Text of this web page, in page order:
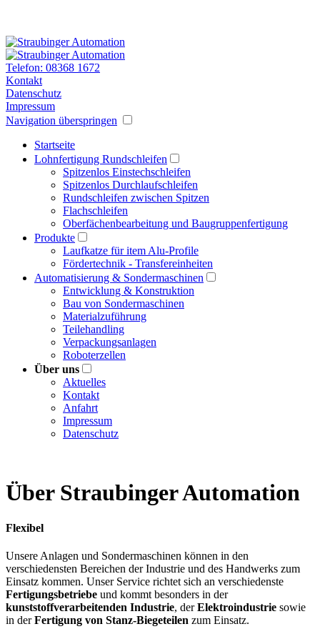
Telefon: 08368 1672
Kontakt
Datenschutz
Impressum
Navigation überspringen
Startseite
Lohnfertigung Rundschleifen
Spitzenlos Einstechschleifen
Spitzenlos Durchlaufschleifen
Rundschleifen zwischen Spitzen
Flachschleifen
Oberfächenbearbeitung und Baugruppenfertigung
Produkte
Laufkatze für item Alu-Profile
Fördertechnik - Transfereinheiten
Automatisierung & Sondermaschinen
Entwicklung & Konstruktion
Bau von Sondermaschinen
Materialzuführung
Teilehandling
Verpackungsanlagen
Roboterzellen
Über uns
Aktuelles
Kontakt
Anfahrt
Impressum
Datenschutz
Über Straubinger Automation
Flexibel
Unsere Anlagen und Sondermaschinen können in den
verschiedensten Bereichen der Industrie und des Handwerks zum
Einsatz kommen. Unser Service richtet sich an verschiedenste
Fertigungsbetriebe und kommt besonders in der
kunststoffverarbeitenden Industrie, derElektroindustrie sowie
in derFertigung von Stanz-Biegeteilen zum Einsatz.